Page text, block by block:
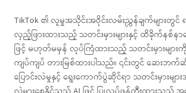
TikTok ၏ လူမှုအသိုင်းအဝိုင်းလမ်းညွှန်ချက်များတွ
လှည့်ဖြားထားသည့် သတင်းမှားများနှင့် ထိခိုက်နစ်န
ဖြင့် မဟုတ်မမှန် လုပ်ကြံထားသည့် သတင်းမှားများ
ကျပ်ကျပ် တားမြစ်ထားပါသည်။ ၎င်းတွင် ဆေးဘက်
ပြောင်းလဲမှုနှင့် ရွေးကောက်ပွဲဆိုင်ရာ သတင်းမှားမျာ